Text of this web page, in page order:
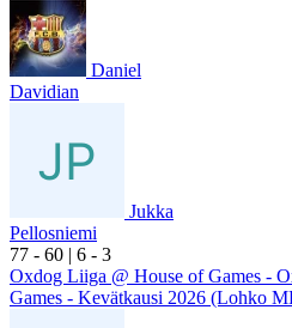
Daniel
Davidian
Jukka
Pellosniemi
77 - 60 | 6 - 3
Oxdog Liiga @ House of Games -
Games - Kevätkausi 2026 (Lohko